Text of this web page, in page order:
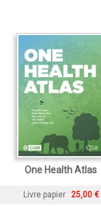
One Health Atlas
Livre papier 25,00 €